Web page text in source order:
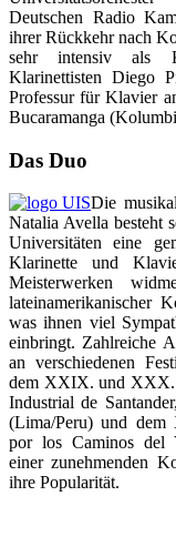
Deutschen Radio
ihrer Rückkehr nach
sehr intensiv als
Klarinettisten Diego
Professur für Klavier
Bucaramanga
Das Duo
Die
Natalia Avella besteht
Universitäten eine
Klarinette und
Meisterwerken
lateinamerikanischer
was ihnen viel
einbringt. Zahlreiche
an verschiedenen
dem XXIX. und XXX.
Industrial de
(Lima/Peru) und dem
por los Caminos del
einer zunehmenden
ihre Popularität.